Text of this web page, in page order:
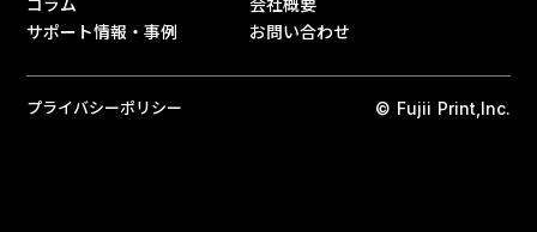
コラム
サポート情報・事例
会社概要
お問い合わせ
プライバシーポリシー © Fujii Print,Inc.